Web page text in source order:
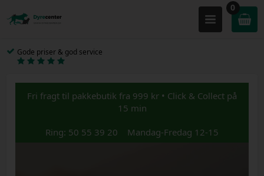
0
Gode priser & god service
Fri fragt til pakkebutik fra 999 kr • Click & Collect på
15 min
Ring: 50 55 39 20 Mandag-Fredag 12-15